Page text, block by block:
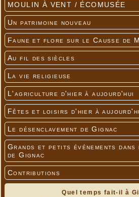
MOULIN À VENT / ÉCOMUSÉE
Un patrimoine nouveau
Faune et flore sur le Causse de
Au fil des siècles
La vie religieuse
L'agriculture d'hier à aujourd'hui
Fêtes et loisirs d'hier à
Le désenclavement de Gignac
Grands et petits événements
de Gignac
Contributions
Quel temps fait-il à